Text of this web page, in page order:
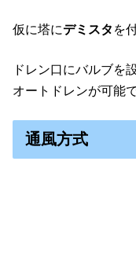
仮に塔にデミスタ を
ドレン口にバルブを
オートドレンが可能で
通風方式